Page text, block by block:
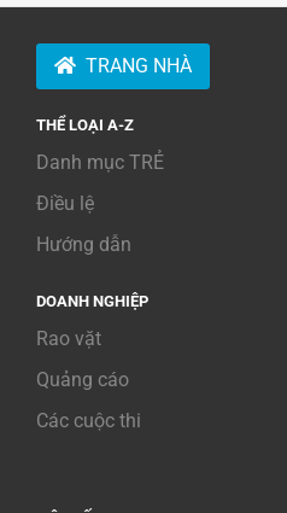
TRANG NHÀ
THỂ LOẠI A-Z
Danh mục TRẺ
Điều lệ
Hướng dẫn
DOANH NGHIỆP
Rao vặt
Quảng cáo
Các cuộc thi